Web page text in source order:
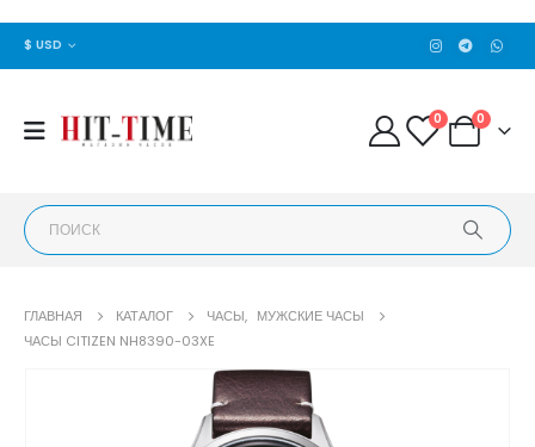
$ USD
0 0
ГЛАВНАЯ КАТАЛОГ ЧАСЫ, МУЖСКИЕ ЧАСЫ
ЧАСЫ CITIZEN NH8390-03XE